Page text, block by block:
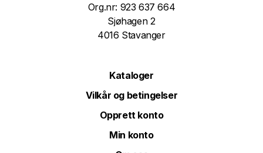
Org.nr: 923 637 664
Sjøhagen 2
4016 Stavanger
Kataloger
Vilkår og betingelser
Opprett konto
Min konto